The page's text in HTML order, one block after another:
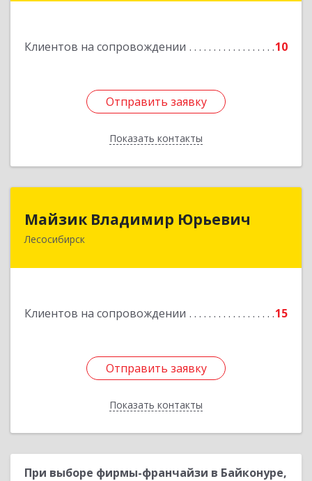
Клиентов на сопровождении 10
Отправить заявку
Показать контакты
Отправить заявку
Назад
Майзик Владимир Юрьевич
Лесосибирск
Клиентов на сопровождении 15
Отправить заявку
Показать контакты
Отправить заявку
Назад
При выборе фирмы-франчайзи в Байконуре,